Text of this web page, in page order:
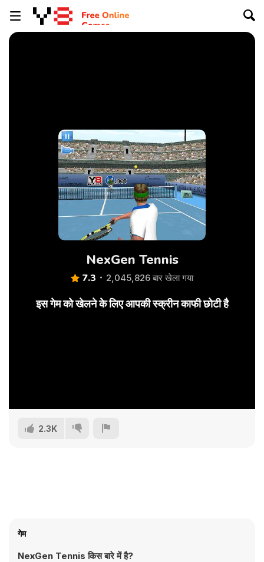
NexGen Tennis
7.3 2,045,826 बार खेला गया
इस गेम को खेलने के लिए आपकी स्क्रीन काफी छोटी है
2.3K
गेम
NexGen Tennis किस बारे में है?